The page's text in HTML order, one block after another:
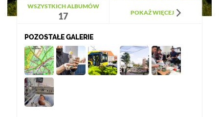
WSZYSTKICH ALBUMÓW
17 POKAŻ WIĘCEJ
POZOSTAŁE GALERIE